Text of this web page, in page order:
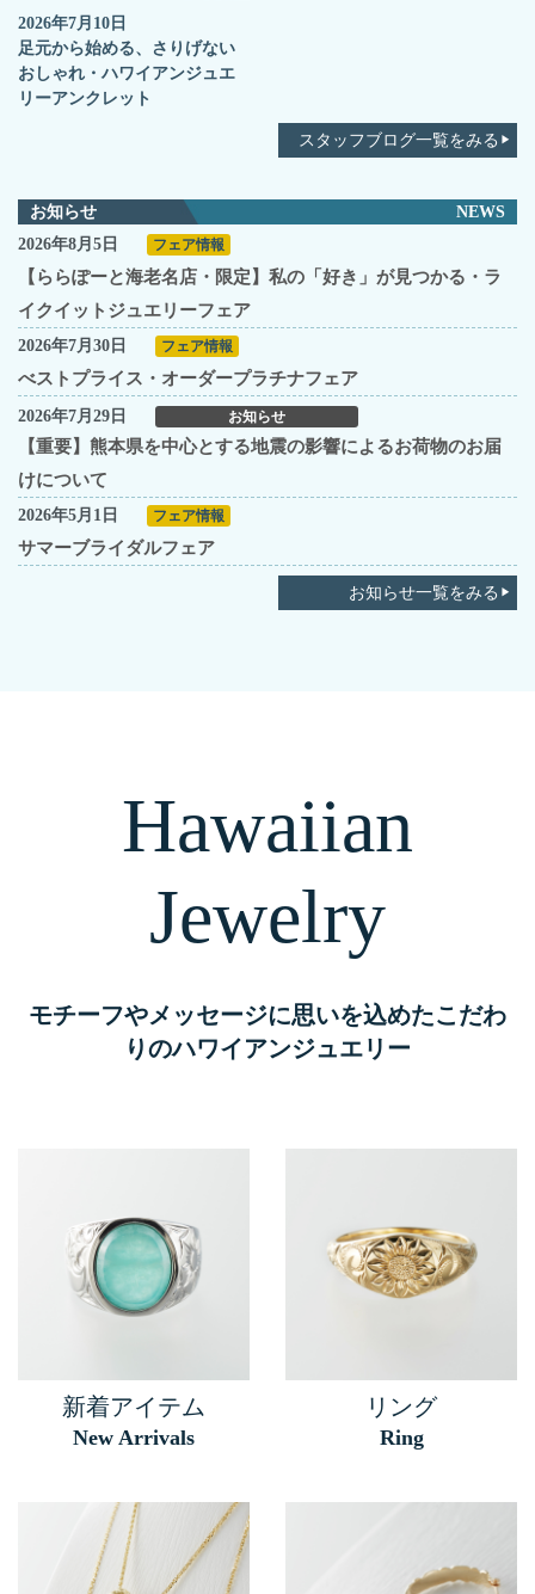
2026年7月10日
足元から始める、さりげない
おしゃれ・ハワイアンジュエ
リーアンクレット
スタッフブログ一覧をみる
お知らせ
NEWS
2026年8月5日
フェア情報
【ららぽーと海老名店・限定】私の「好き」が見つかる・ラ
イクイットジュエリーフェア
2026年7月30日 フェア情報
べストプライス・オーダープラチナフェア
2026年7月29日 お知らせ
【重要】熊本県を中心とする地震の影響によるお荷物のお届
けについて
2026年5月1日 フェア情報
サマーブライダルフェア
お知らせ一覧をみる
Hawaiian
Jewelry
モチーフやメッセージに思いを込めたこだわ
りのハワイアンジュエリー
新着アイテム
New Arrivals
リング
Ring